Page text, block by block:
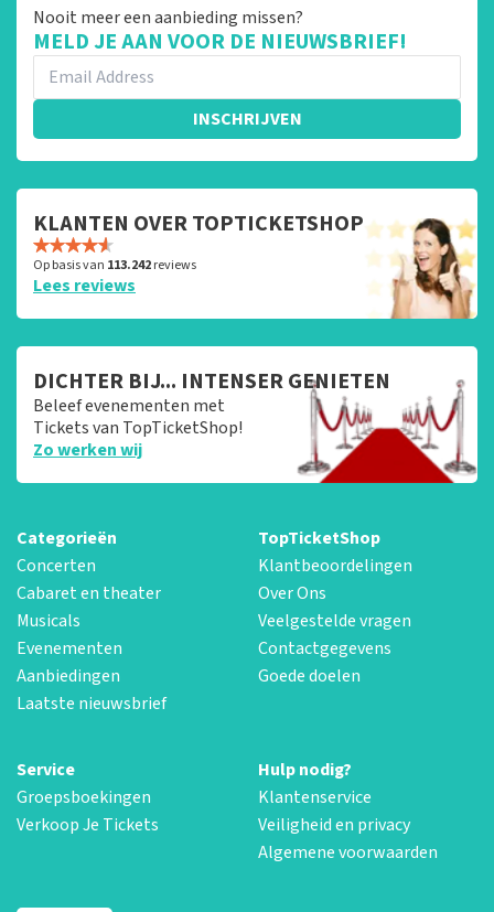
Nooit meer een aanbieding missen?
MELD JE AAN VOOR DE NIEUWSBRIEF!
INSCHRIJVEN
KLANTEN OVER TOPTICKETSHOP
Op basis van 113.242reviews
Lees reviews
DICHTER BIJ... INTENSER GENIETEN
Beleef evenementen met
Tickets van TopTicketShop!
Zo werken wij
Categorieën
Concerten
Cabaret en theater
Musicals
Evenementen
Aanbiedingen
Laatste nieuwsbrief
TopTicketShop
Klantbeoordelingen
Over Ons
Veelgestelde vragen
Contactgegevens
Goede doelen
Service
Groepsboekingen
Verkoop Je Tickets
Hulp nodig?
Klantenservice
Veiligheid en privacy
Algemene voorwaarden